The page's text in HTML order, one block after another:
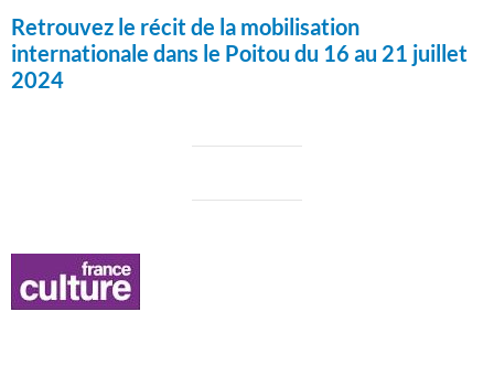
Retrouvez le récit de la mobilisation
internationale dans le Poitou du 16 au 21 juillet
2024